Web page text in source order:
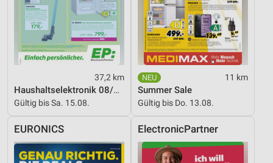
37,2 km
Haushaltselektronik 08/2026
Gültig bis Sa. 15.08.
11 km
Summer Sale
Gültig bis Do. 13.08.
EURONICS ElectronicPartner
Funktional
Werbung